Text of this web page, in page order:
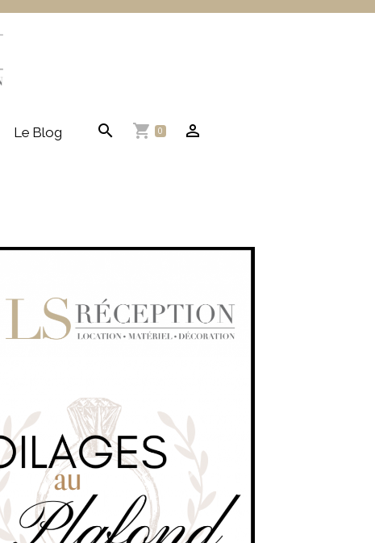
Le Blog 0